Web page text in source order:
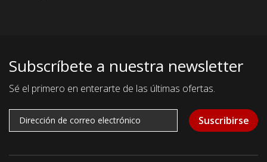
Subscríbete a nuestra newsletter
Sé el primero en enterarte de las últimas ofertas.
Suscribirse